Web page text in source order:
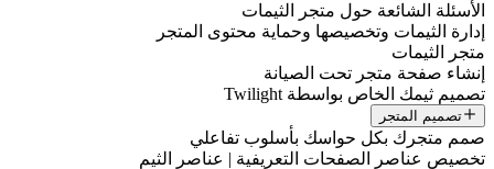
الأسئلة الشائعة حول متجر الثيمات
إدارة الثيمات وتخصيصها وحماية محتوى المتجر
متجر الثيمات
إنشاء صفحة متجر تحت الصيانة
تصميم ثيمك الخاص بواسطة Twilight
تصميم المتجر
صمم متجرك بكل حواسك بأسلوب تفاعلي
تخصيص عناصر الصفحات التعريفية | عناصر الثيم